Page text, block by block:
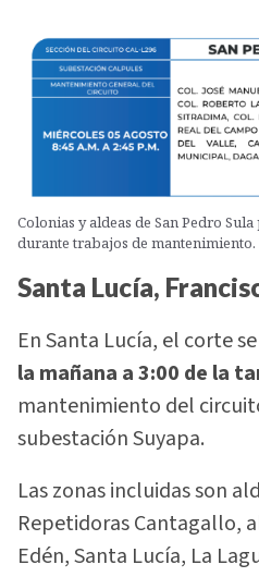
Colonias y aldeas de San Pedro
durante trabajos de mantenimiento.
Santa Lucía,
En Santa Lucía, el corte
la mañana a 3:00 de la
mantenimiento del
subestación Suyapa.
Las zonas incluidas son
Repetidoras Cantagallo,
Edén, Santa Lucía, La